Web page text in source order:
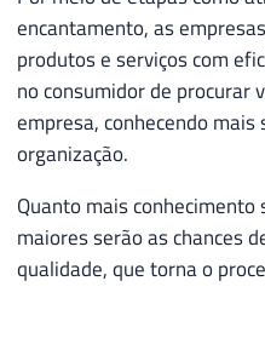
encantamento, as
produtos e serviços com
no consumidor de procurar
empresa, conhecendo
organização.
Quanto mais conhecimento
maiores serão as chances
qualidade, que torna o